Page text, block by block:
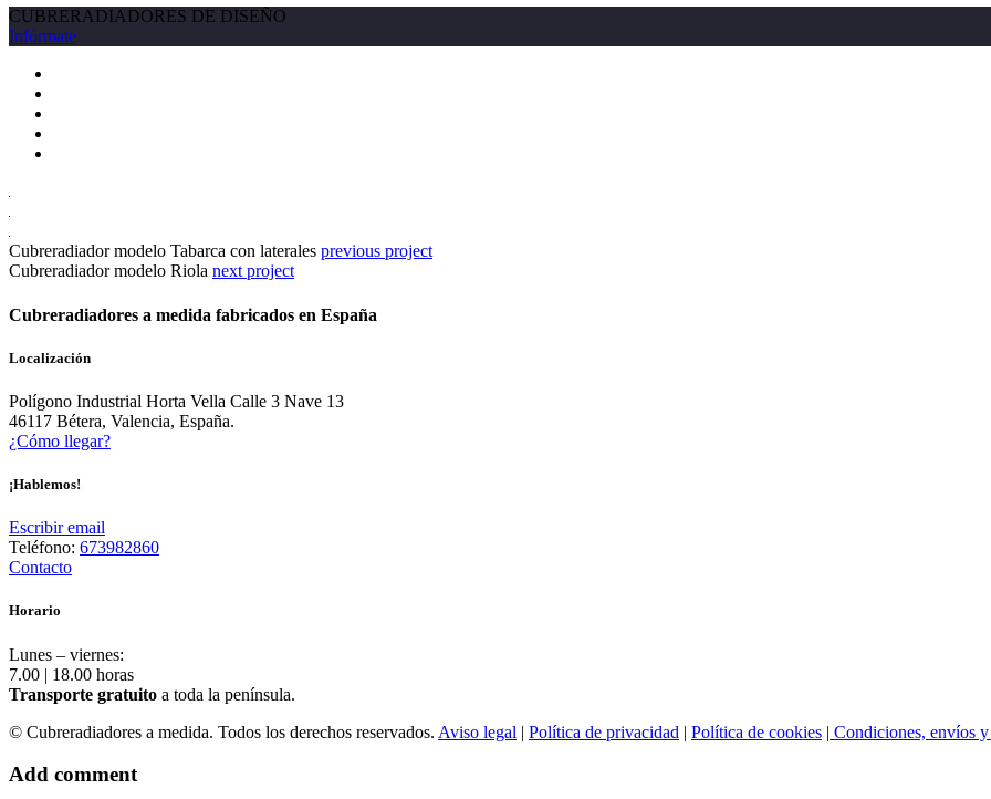
CUBRERADIADORES DE DISEÑO
Infórmate
Cubreradiador modelo Tabarca con laterales previous project
Cubreradiador modelo Riola next project
Cubreradiadores a medida fabricados en España
Localización
Polígono Industrial Horta Vella Calle 3 Nave 13
46117 Bétera, Valencia, España.
¿Cómo llegar?
¡Hablemos!
Escribir email
Teléfono: 673982860
Contacto
Horario
Lunes – viernes:
7.00 | 18.00 horas
Transporte gratuito a toda la península.
© Cubreradiadores a medida. Todos los derechos reservados. Aviso legal | Política de privacidad | Política de cookies | Condiciones, envíos
Add comment